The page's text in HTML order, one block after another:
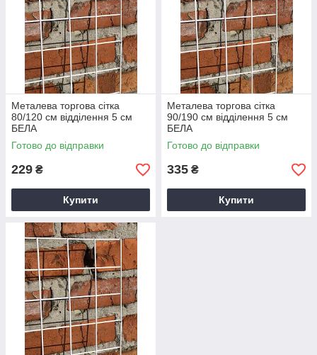
Металева торгова сітка
80/120 см відділення 5 см
БЕЛА
Готово до відправки
229 ₴
Купити
Металева торгова сітка
90/190 см відділення 5 см
БЕЛА
Готово до відправки
335 ₴
Купити